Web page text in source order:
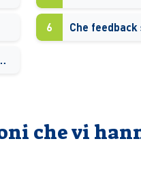
6
più successo?
che vi